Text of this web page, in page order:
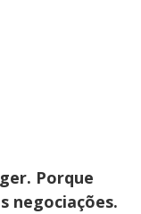
Porque
negociações.